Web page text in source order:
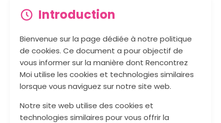
Introduction
Bienvenue sur la page dédiée à notre politique
de cookies. Ce document a pour objectif de
vous informer sur la manière dont Rencontrez
Moi utilise les cookies et technologies similaires
lorsque vous naviguez sur notre site web.
Notre site web utilise des cookies et
technologies similaires pour vous offrir la